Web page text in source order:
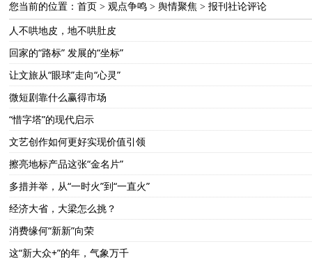
您当前的位置： 首页 > 观点争鸣 > 舆情聚焦 > 报刊社论评论
人不哄地皮，地不哄肚皮
回家的“路标” 发展的“坐标”
让文旅从“眼球”走向“心灵”
微短剧靠什么赢得市场
“惜字塔”的现代启示
文艺创作如何更好实现价值引领
擦亮地标产品这张“金名片”
多措并举，从“一时火”到“一直火”
经济大省，大梁怎么挑？
消费缘何“新新”向荣
这“新大众+”的年，气象万千